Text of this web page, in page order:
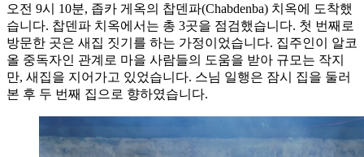
오전 9시 10분, 좁카 게옥의 찹덴파(Chabdenba) 치옥에 도착했
습니다. 찹덴파 치옥에서는 총 3곳을 점검했습니다. 첫 번째로
방문한 곳은 새집 짓기를 하는 가정이었습니다. 집주인이 알코
올 중독자인 관계로 마을 사람들의 도움을 받아 규모는 작지
만, 새집을 지어가고 있었습니다. 스님 일행은 잠시 집을 둘러
본 후 두 번째 집으로 향하였습니다.